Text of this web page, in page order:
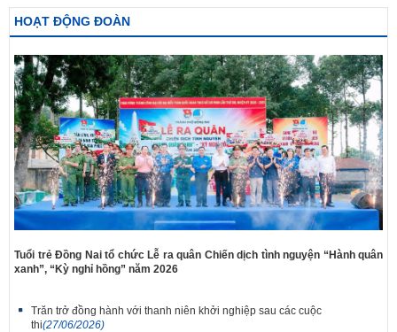
HOẠT ĐỘNG ĐOÀN
Tuổi trẻ Đồng Nai tổ chức Lễ ra quân Chiến dịch tình nguyện “Hành quân
xanh”, “Kỳ nghỉ hồng” năm 2026
Trăn trở đồng hành với thanh niên khởi nghiệp sau các cuộc
thi(27/06/2026)